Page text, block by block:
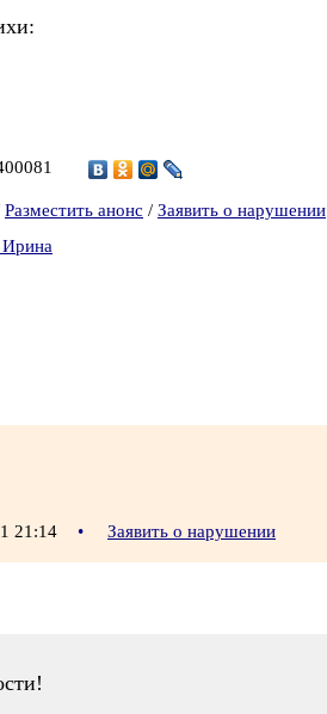
Разместить анонс / Заявить о нарушении
Ирина
21:14 • Заявить о нарушении